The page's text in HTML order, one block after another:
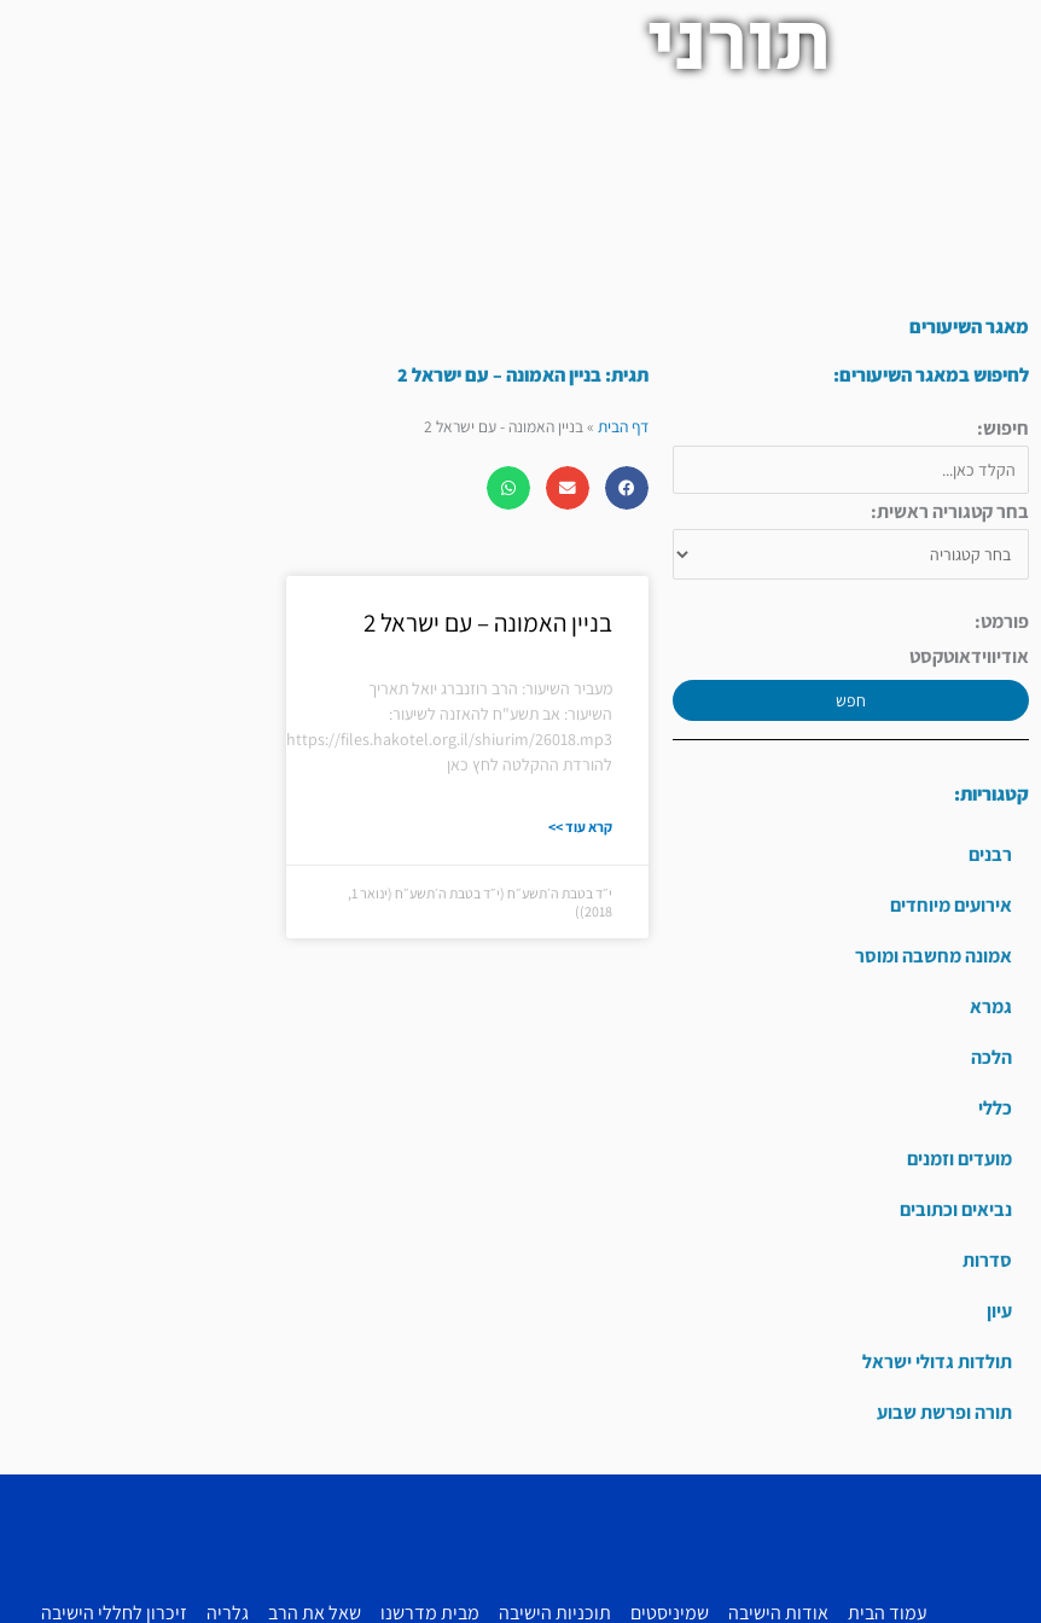
תורני
מאגר השיעורים
לחיפוש במאגר השיעורים:
חיפוש:
בחר קטגוריה ראשית:
פורמט:
אודיווידאוטקסט
חפש
קטגוריות:
רבנים
אירועים מיוחדים
אמונה מחשבה ומוסר
גמרא
הלכה
כללי
מועדים וזמנים
נביאים וכתובים
סדרות
עיון
תולדות גדולי ישראל
תורה ופרשת שבוע
תגית: בניין האמונה – עם ישראל 2
דף הבית»בניין האמונה - עם ישראל 2
בניין האמונה – עם ישראל 2
מעביר השיעור: הרב רוזנברג יואל תאריך
השיעור: אב תשע"ח להאזנה לשיעור:
https://files.hakotel.org.il/shiurim/26018.mp3
להורדת ההקלטה לחץ כאן
קרא עוד >>
י״ד בטבת ה׳תשע״ח (י״ד בטבת ה׳תשע״ח (ינואר 1,
2018))
עמוד הבית אודות הישיבה שמיניסטים תוכניות הישיבה מבית מדרשנו שאל את הרב גלריה זיכרון לחללי הישיבה